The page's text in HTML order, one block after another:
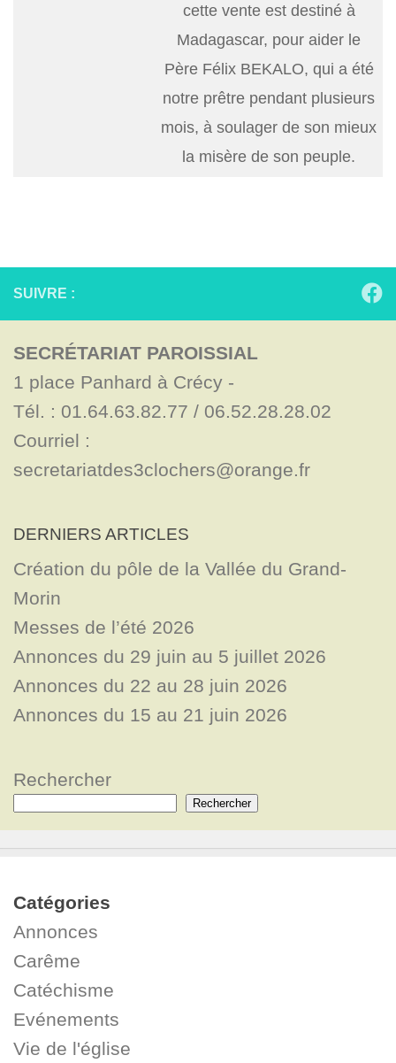
cette vente est destiné à
Madagascar, pour aider le
Père Félix BEKALO, qui a été
notre prêtre pendant plusieurs
mois, à soulager de son mieux
la misère de son peuple.
SUIVRE :
SECRÉTARIAT PAROISSIAL
1 place Panhard à Crécy -
Tél. : 01.64.63.82.77 / 06.52.28.28.02
Courriel :
secretariatdes3clochers@orange.fr
DERNIERS ARTICLES
Création du pôle de la Vallée du Grand-
Morin
Messes de l’été 2026
Annonces du 29 juin au 5 juillet 2026
Annonces du 22 au 28 juin 2026
Annonces du 15 au 21 juin 2026
Rechercher
Rechercher
Catégories
Annonces
Carême
Catéchisme
Evénements
Vie de l'église